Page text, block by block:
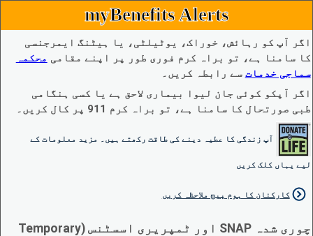
myBenefits Alerts
اگر آپ کو رہائش، خوراک، یوٹیلٹی، یا ہیٹنگ ایمرجنسی
کا سامنا ہے، تو براہ کرم فوری طور پر اپنے مقامی محکمہ
سماجی خدمات سے رابطہ کریں۔
اگر آپکو کوئی جان لیوا بیماری لاحق ہے یا کسی ہنگامی
طبی صورتحال کا سامنا ہے، تو براہ کرم 911 پر کال کریں۔
آپ زندگی کا عطیہ دینے کی طاقت رکھتے ہیں۔ مزید معلومات کے
لیے یہاں کلک کریں
کارکنان کا ہوم پیج ملاحظہ کریں
چوری شدہ SNAP اور ٹمپریری اسسٹنس (Temporary